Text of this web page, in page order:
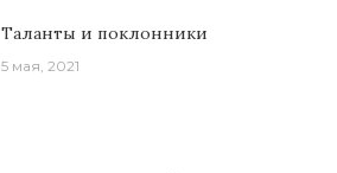
Таланты и поклонники
5 мая, 2021